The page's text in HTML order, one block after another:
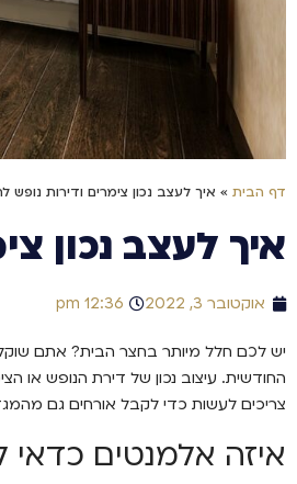
דף הבית » איך לעצב נכון צימרים ודירות נופש
איך לעצב נכון
אוקטובר 3, 2022 12:36 pm
יש לכם חלל מיותר בחצר הבית? אתם
החודשית. עיצוב נכון של דירת הנופש או
צריכים לעשות כדי לקבל אורחים גם
איזה אלמנטים